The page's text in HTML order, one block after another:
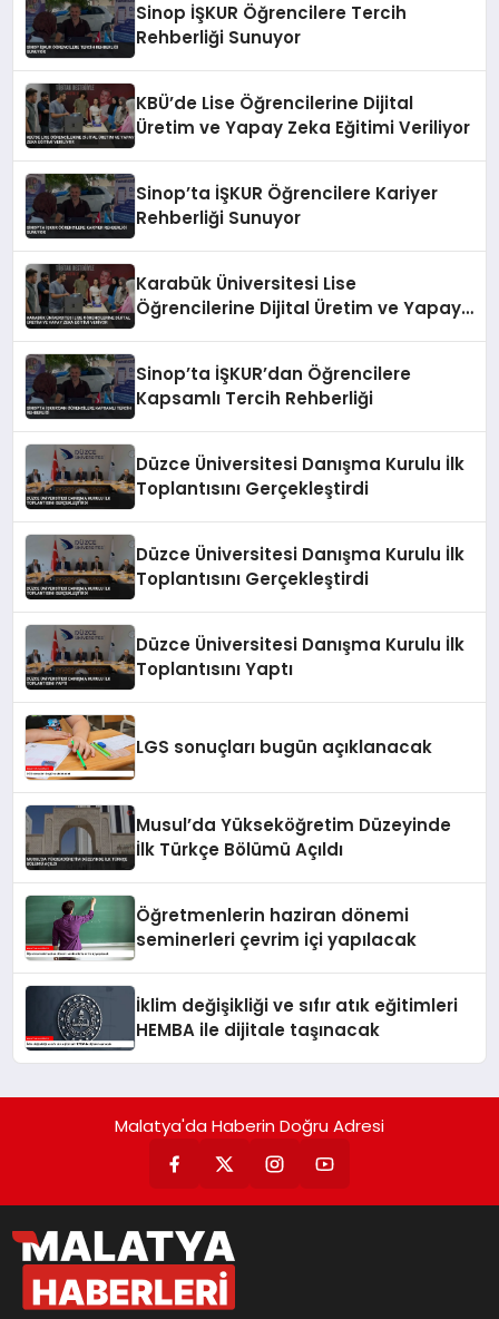
Sinop İŞKUR Öğrencilere Tercih
Rehberliği Sunuyor
KBÜ’de Lise Öğrencilerine Dijital
Üretim ve Yapay Zeka Eğitimi Veriliyor
Sinop’ta İŞKUR Öğrencilere Kariyer
Rehberliği Sunuyor
Karabük Üniversitesi Lise
Öğrencilerine Dijital Üretim ve Yapay
Sinop’ta İŞKUR’dan Öğrencilere
Kapsamlı Tercih Rehberliği
Düzce Üniversitesi Danışma Kurulu İlk
Toplantısını Gerçekleştirdi
Düzce Üniversitesi Danışma Kurulu İlk
Toplantısını Gerçekleştirdi
Düzce Üniversitesi Danışma Kurulu İlk
Toplantısını Yaptı
LGS sonuçları bugün açıklanacak
Musul’da Yükseköğretim Düzeyinde
İlk Türkçe Bölümü Açıldı
Öğretmenlerin haziran dönemi
seminerleri çevrim içi yapılacak
İklim değişikliği ve sıfır atık eğitimleri
HEMBA ile dijitale taşınacak
Malatya'da Haberin Doğru Adresi